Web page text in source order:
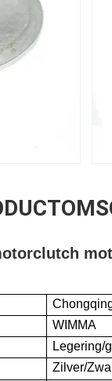
WIMMA
Legering/
Zilver/